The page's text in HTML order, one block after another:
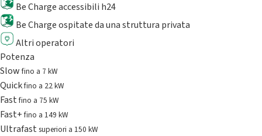
Be Charge accessibili h24
Be Charge ospitate da una struttura privata
Altri operatori
Potenza
Slowfino a 7 kW
Quickfino a 22 kW
Fastfino a 75 kW
Fast+fino a 149 kW
Ultrafast superiori a 150 kW